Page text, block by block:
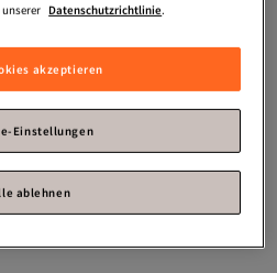
7 der Top-Favoriten
– kostenfrei.
Datenschutzrichtlinie.
akzeptieren
Einstellungen
ablehnen